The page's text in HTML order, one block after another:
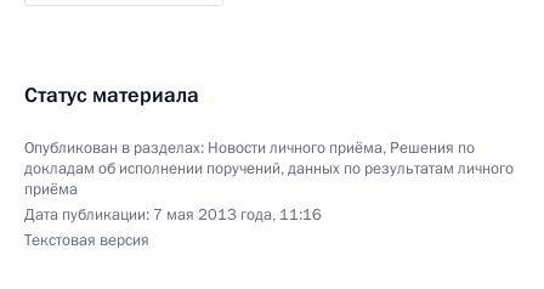
Статус материала
Опубликован в разделах: Новости личного приёма, Решения по
докладам об исполнении поручений, данных по результатам личного
приёма
Дата публикации: 7 мая 2013 года, 11:16
Текстовая версия